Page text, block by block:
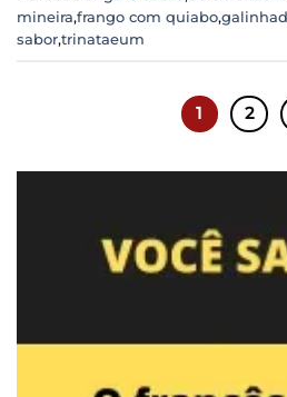
mineira,frango com quiabo,
sabor,trinataeum
1 2